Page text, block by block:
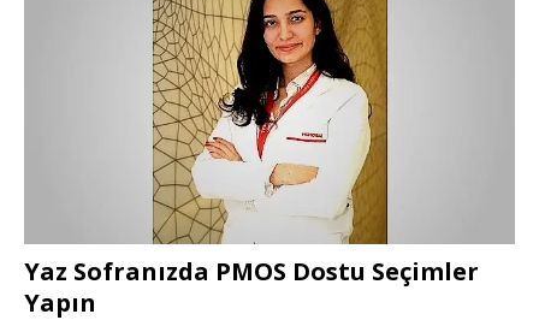
Yaz Sofranızda PMOS Dostu Seçimler
Yapın